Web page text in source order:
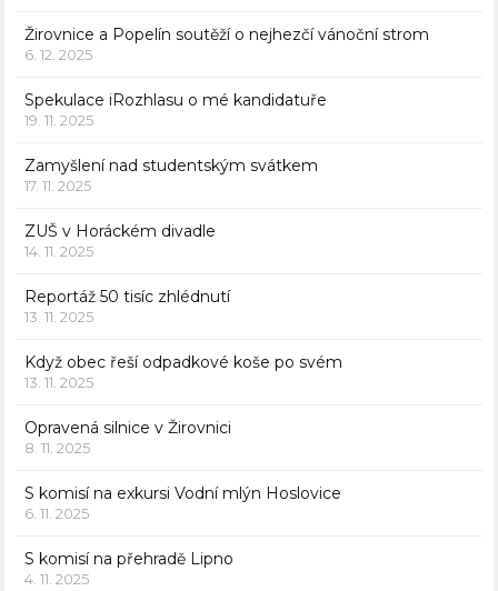
Žirovnice a Popelín soutěží o nejhezčí vánoční strom
6. 12. 2025
Spekulace iRozhlasu o mé kandidatuře
19. 11. 2025
Zamyšlení nad studentským svátkem
17. 11. 2025
ZUŠ v Horáckém divadle
14. 11. 2025
Reportáž 50 tisíc zhlédnutí
13. 11. 2025
Když obec řeší odpadkové koše po svém
13. 11. 2025
Opravená silnice v Žirovnici
8. 11. 2025
S komisí na exkursi Vodní mlýn Hoslovice
6. 11. 2025
S komisí na přehradě Lipno
4. 11. 2025